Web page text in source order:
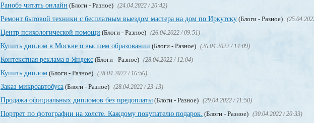
Ранобэ читать онлайн (Блоги - Разное) (24.04.2022 / 20:42)
Ремонт бытовой техники с бесплатным выездом мастера на дом по Иркутску (Блоги - Разное)
Центр психологической помощи (Блоги - Разное) (26.04.2022 / 09:51)
Купить диплом в Москве о высшем образовании (Блоги - Разное) (26.04.2022 / 14:09)
Контекстная реклама в Яндекс (Блоги - Разное) (28.04.2022 / 12:04)
Купить диплом (Блоги - Разное) (28.04.2022 / 16:56)
Заказ микроавтобуса (Блоги - Разное) (28.04.2022 / 23:13)
Продажа официальных дипломов без предоплаты (Блоги - Разное) (29.04.2022 / 11:50)
Портрет по фотографии на холсте. Каждому покупателю подарок. (Блоги - Разное) (30.04.2022 / 20:33)